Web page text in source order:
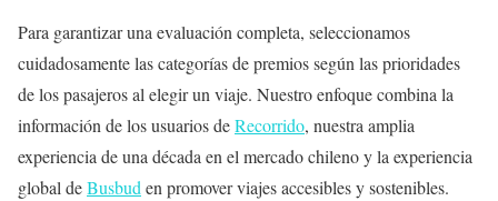
Para garantizar una evaluación completa, seleccionamos
cuidadosamente las categorías de premios según las prioridades
de los pasajeros al elegir un viaje. Nuestro enfoque combina la
información de los usuarios deRecorrido, nuestra amplia
experiencia de una década en el mercado chileno y la experiencia
global deBusbuden promover viajes accesibles y sostenibles.